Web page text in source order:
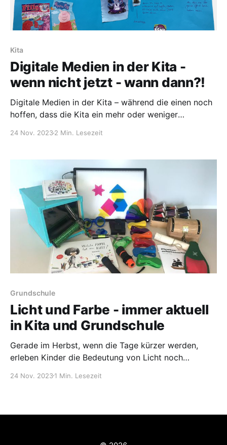
Kita
Digitale Medien in der Kita -
wenn nicht jetzt - wann dann?!
Digitale Medien in der Kita – während die einen noch
hoffen, dass die Kita ein mehr oder weniger
es für Kitakinder bisher noch
24 Nov. 20232 Min. Lesezeit
Grundschule
Licht und Farbe - immer aktuell
in Kita und Grundschule
Gerade im Herbst, wenn die Tage kürzer werden,
erleben Kinder die Bedeutung von Licht noch
keinen Schatten. Doch wie können meine Kinder
hat eine Bildungskiste zum Thema zusammengestellt,
24 Nov. 20231 Min. Lesezeit